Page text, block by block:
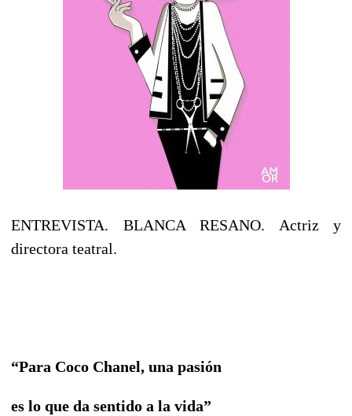
ENTREVISTA. BLANCA RESANO. Actriz y
directora teatral.
“Para Coco Chanel, una pasión
es lo que da sentido a la vida”